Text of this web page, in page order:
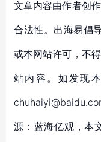
文章内容由作者创
合法性。出海易倡
或本网站许可，不
站内容。如发现
源：蓝海亿观，本